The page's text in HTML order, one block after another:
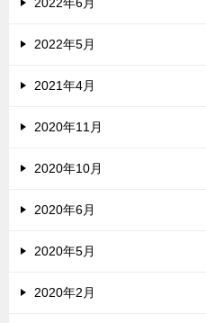
2022年6月
2022年5月
2021年4月
2020年11月
2020年10月
2020年6月
2020年5月
2020年2月